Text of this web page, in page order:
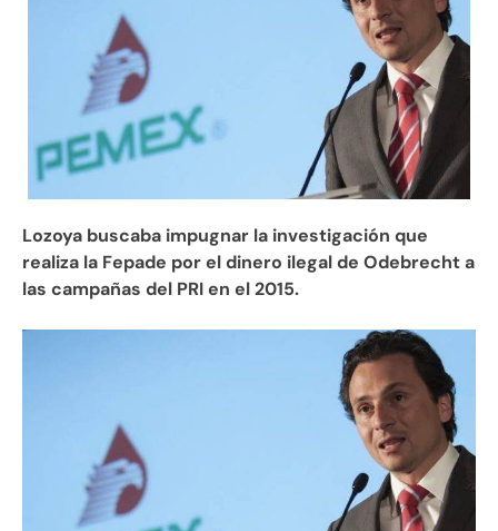
Lozoya buscaba impugnar la investigación que
realiza la Fepade por el dinero ilegal de Odebrecht a
las campañas del PRI en el 2015.